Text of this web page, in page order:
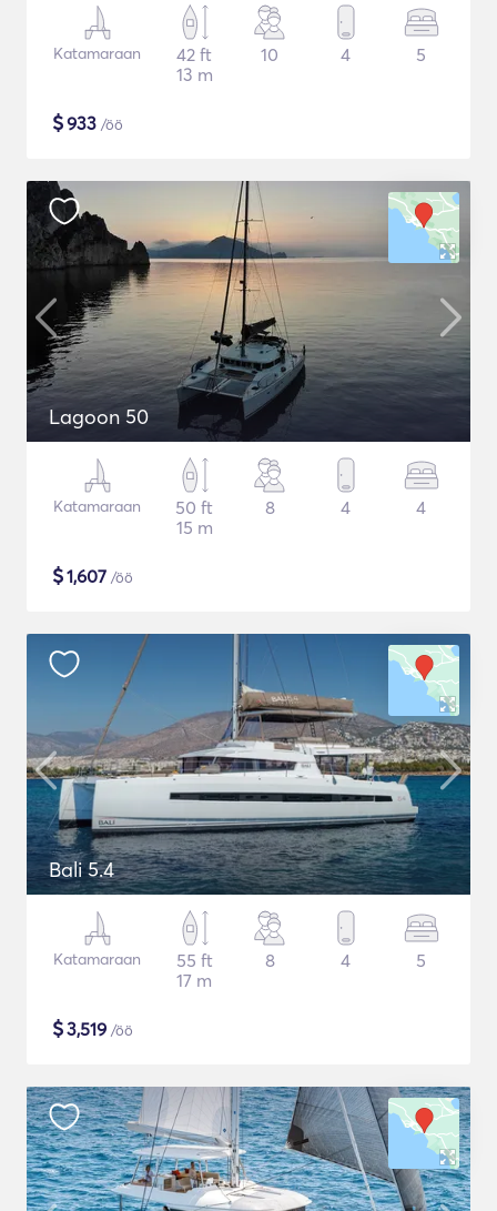
Katamaraan
42 ft
13 m
10 4 5
$933 /öö
Lagoon 50
Katamaraan
50 ft
15 m
8 4 4
$1,607 /öö
Bali 5.4
Katamaraan
55 ft
17 m
8 4 5
$3,519 /öö